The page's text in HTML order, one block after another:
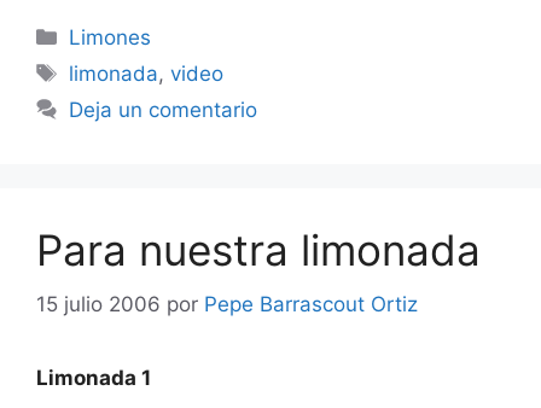
Categorías
Limones
Etiquetas
limonada,video
Deja un comentario
Para nuestra limonada
15 julio 2006 por Pepe Barrascout Ortiz
Limonada 1